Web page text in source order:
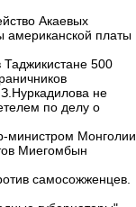
Акаевых
американской платы
500
не
по делу о
министром Монголии
Миегомбын
самосожженцев.